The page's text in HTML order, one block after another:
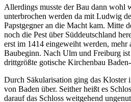
Allerdings musste der Bau dann wohl
unterbrochen werden da mit Ludwig
Papstgegner an die Macht kam. Mitte
noch die Pest über Süddeutschland
erst im 1414 eingeweiht werden, mehr
Baubeginn. Nach Ulm und Freiburg
drittgrößte gotische Kirchenbau
Durch Säkularisation ging das Kloster
von Baden über. Seither heißt es
darauf das Schloss weitgehend